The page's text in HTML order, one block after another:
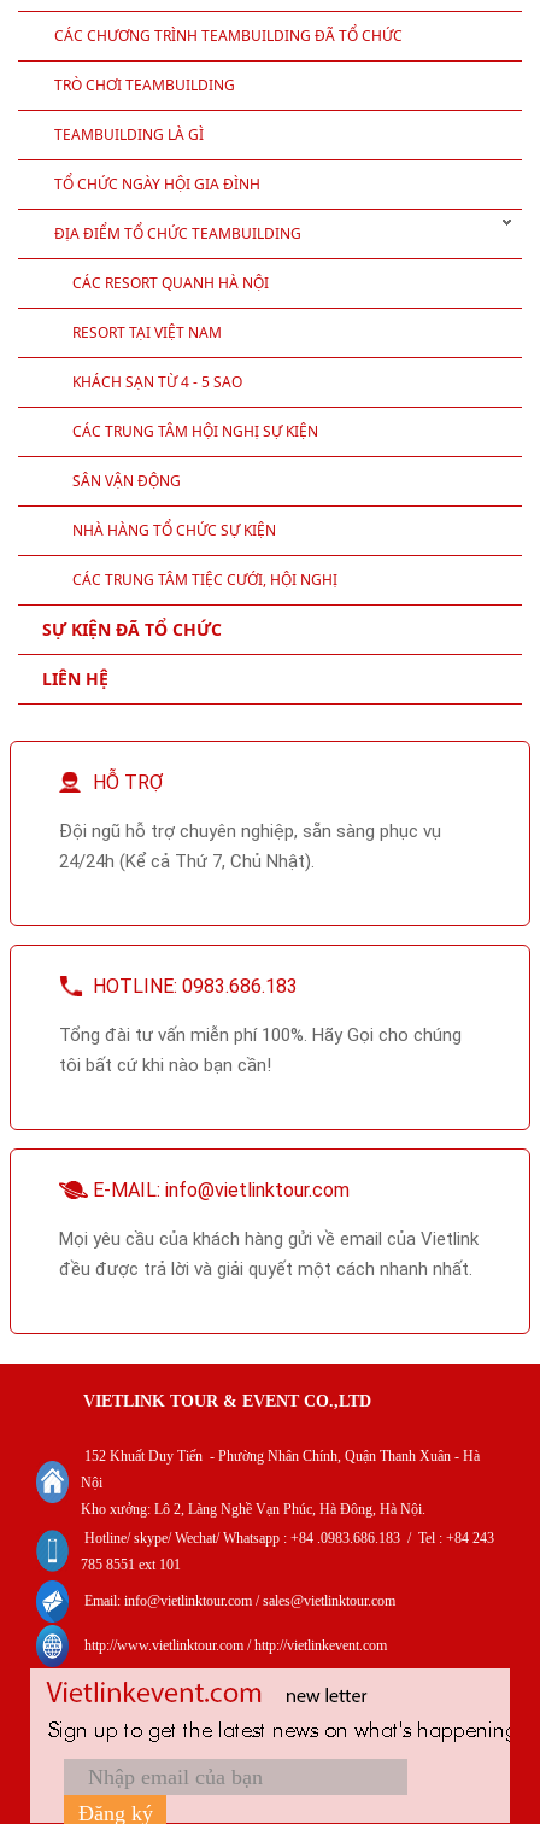
CÁC CHƯƠNG TRÌNH TEAMBUILDING ĐÃ TỔ CHỨC
TRÒ CHƠI TEAMBUILDING
TEAMBUILDING LÀ GÌ
TỔ CHỨC NGÀY HỘI GIA ĐÌNH
ĐỊA ĐIỂM TỔ CHỨC TEAMBUILDING
CÁC RESORT QUANH HÀ NỘI
RESORT TẠI VIỆT NAM
KHÁCH SẠN TỪ 4 - 5 SAO
CÁC TRUNG TÂM HỘI NGHỊ SỰ KIỆN
SÂN VẬN ĐỘNG
NHÀ HÀNG TỔ CHỨC SỰ KIỆN
CÁC TRUNG TÂM TIỆC CƯỚI, HỘI NGHỊ
SỰ KIỆN ĐÃ TỔ CHỨC
LIÊN HỆ
HỖ TRỢ
Đội ngũ hỗ trợ chuyên nghiệp, sẵn sàng phục vụ
24/24h (Kể cả Thứ 7, Chủ Nhật).
HOTLINE: 0983.686.183
Tổng đài tư vấn miễn phí 100%. Hãy Gọi cho chúng
tôi bất cứ khi nào bạn cần!
E-MAIL: info@vietlinktour.com
Mọi yêu cầu của khách hàng gửi về email của Vietlink
đều được trả lời và giải quyết một cách nhanh nhất.
VIETLINK TOUR & EVENT CO.,LTD
152 Khuất Duy Tiến - Phường Nhân Chính, Quận Thanh Xuân - Hà
Nội
Kho xưởng: Lô 2, Làng Nghề Vạn Phúc, Hà Đông, Hà Nội.
Hotline/ skype/ Wechat/ Whatsapp : +84 .0983.686.183 / Tel : +84 243
785 8551 ext 101
Email: info@vietlinktour.com / sales@vietlinktour.com
http://www.vietlinktour.com / http://vietlinkevent.com